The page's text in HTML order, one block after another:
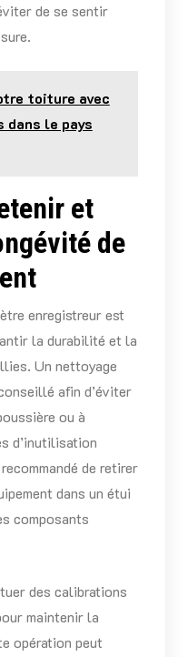
de se sentir
toiture avec
dans le pays
et
de
enregistreur est
la durabilité et la
Un nettoyage
afin d’éviter
ou à
d’inutilisation
de retirer
dans un étui
composants
des calibrations
maintenir la
opération peut